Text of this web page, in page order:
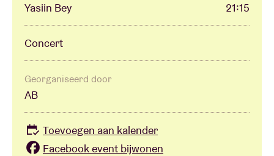
Over AB
Contact
Yasiin Bey
21:15
Concert
Georganiseerd door
AB
Toevoegen aan kalender
Facebook event bijwonen